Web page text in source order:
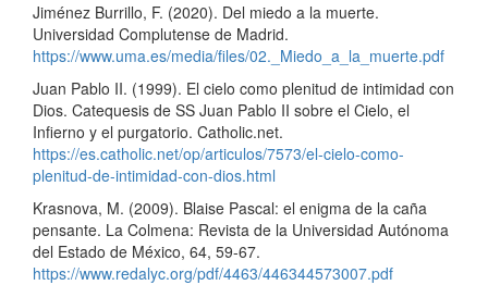
Jiménez Burrillo, F. (2020). Del miedo a la muerte.
Universidad Complutense de Madrid.
https://www.uma.es/media/files/02._Miedo_a_la_muerte.pdf
Juan Pablo II. (1999). El cielo como plenitud de intimidad con
Dios. Catequesis de SS Juan Pablo II sobre el Cielo, el
Infierno y el purgatorio. Catholic.net.
https://es.catholic.net/op/articulos/7573/el-cielo-como-
plenitud-de-intimidad-con-dios.html
Krasnova, M. (2009). Blaise Pascal: el enigma de la caña
pensante. La Colmena: Revista de la Universidad Autónoma
del Estado de México, 64, 59-67.
https://www.redalyc.org/pdf/4463/446344573007.pdf